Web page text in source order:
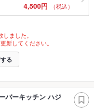
4,500円 （税込）
ました。
新してください。
る
ーキッチン ハジ